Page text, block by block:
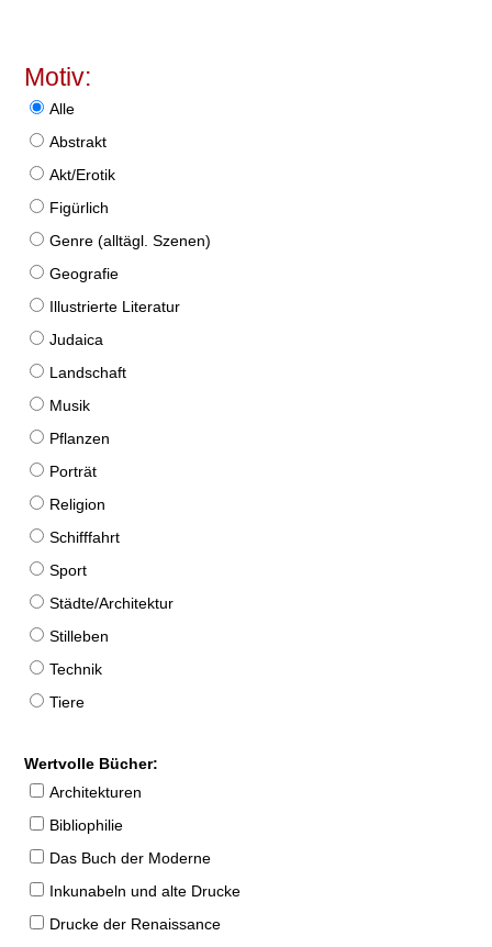
Motiv:
Alle
Abstrakt
Akt/Erotik
Figürlich
Genre (alltägl. Szenen)
Geografie
Illustrierte Literatur
Judaica
Landschaft
Musik
Pflanzen
Porträt
Religion
Schifffahrt
Sport
Städte/Architektur
Stilleben
Technik
Tiere
Wertvolle Bücher:
Architekturen
Bibliophilie
Das Buch der Moderne
Inkunabeln und alte Drucke
Drucke der Renaissance